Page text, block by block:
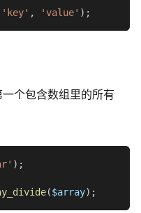
'key' , 'value' ) ;
个包含数组里的所有
) ;
($array) ;